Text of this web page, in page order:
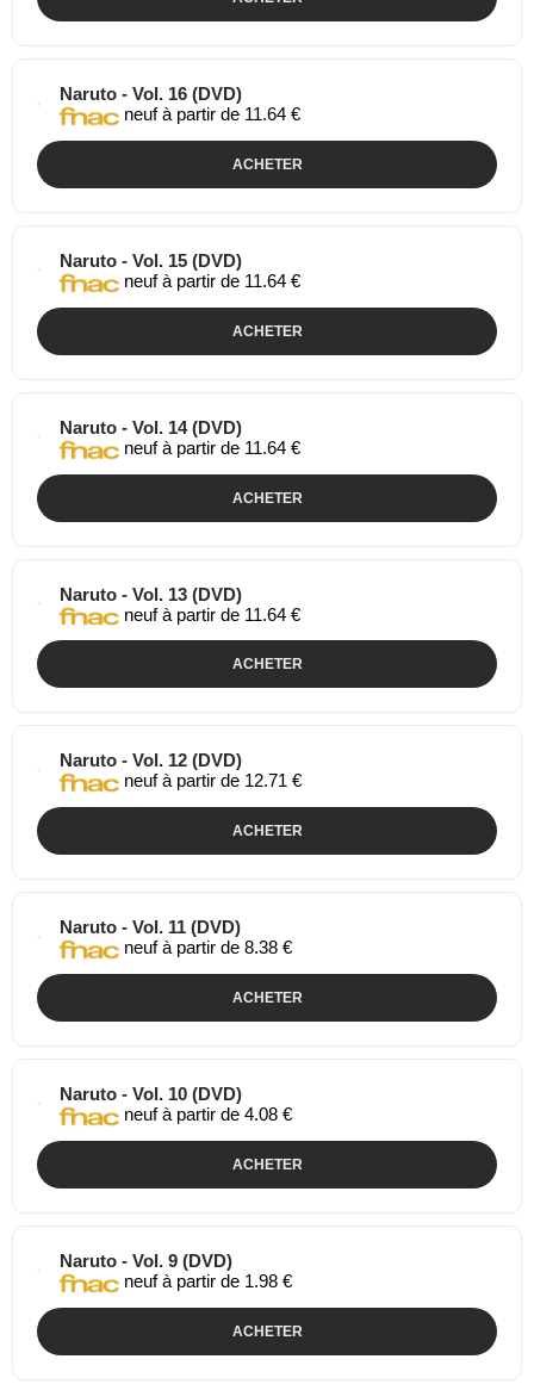
Naruto - Vol. 16 (DVD)
neuf à partir de 11.64 €
ACHETER
Naruto - Vol. 15 (DVD)
neuf à partir de 11.64 €
ACHETER
Naruto - Vol. 14 (DVD)
neuf à partir de 11.64 €
ACHETER
Naruto - Vol. 13 (DVD)
neuf à partir de 11.64 €
ACHETER
Naruto - Vol. 12 (DVD)
neuf à partir de 12.71 €
ACHETER
Naruto - Vol. 11 (DVD)
neuf à partir de 8.38 €
ACHETER
Naruto - Vol. 10 (DVD)
neuf à partir de 4.08 €
ACHETER
Naruto - Vol. 9 (DVD)
neuf à partir de 1.98 €
ACHETER